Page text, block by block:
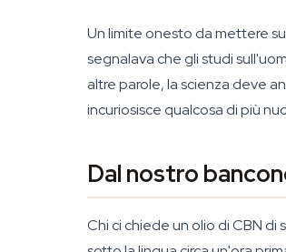
Un limite onesto da mettere
segnalava che gli studi
altre parole, la scienza deve
incuriosisce qualcosa di più
Dal nostro
Chi ci chiede un olio di CBN di